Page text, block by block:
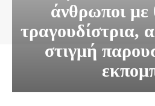
άνθρωποι με
τραγουδίστρια,
στιγμή